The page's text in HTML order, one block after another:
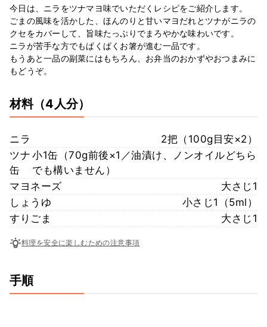
今日は、ニラをツナマヨ味でいただくレシピをご紹介します。
ごまの風味を活かした、ほんのりと甘いマヨだれとツナがニラの
クセをカバーして、旨味たっぷりでまろやかな味わいです。
ニラが苦手な方でもぱくぱくお箸が進む一品です。
もうあと一品の副菜にはもちろん、お弁当のおかずやおつまみに
もどうぞ。
材料（4人分）
ニラ
2把（100g目安×2）
ツナ
缶
小1缶（70g前後×1／油漬け、ノンオイルどちら
でも構いません）
マヨネーズ
大さじ1
しょうゆ
小さじ1（5ml）
すりごま
大さじ1
料理を安全に楽しむための注意事項
手順